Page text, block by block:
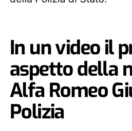
In un video il
aspetto della
Alfa Romeo
Polizia